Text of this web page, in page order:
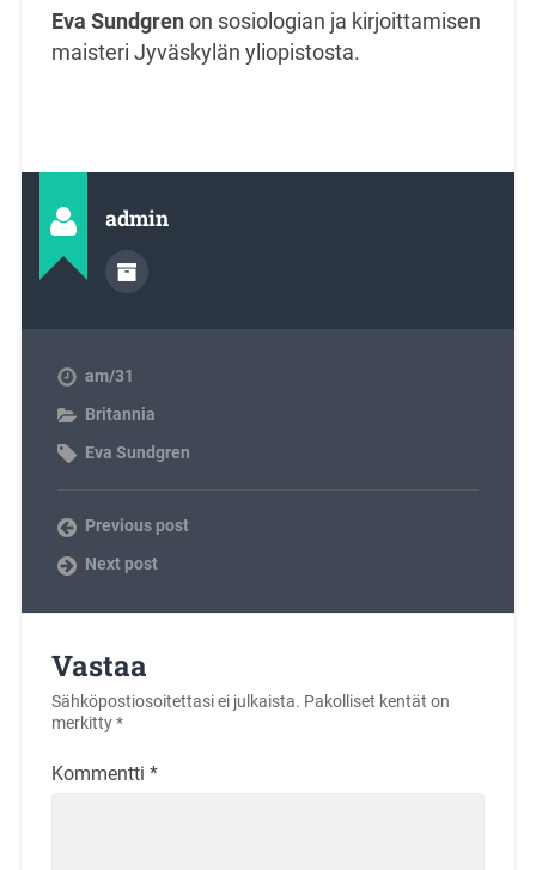
Eva Sundgrenon sosiologian ja kirjoittamisen
maisteri Jyväskylän yliopistosta.
admin
am/31
Britannia
Eva Sundgren
Previous post
Next post
Vastaa
Sähköpostiosoitettasi ei julkaista. Pakolliset kentät on
merkitty*
Kommentti *